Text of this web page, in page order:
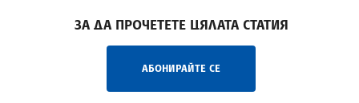
ЗА ДА ПРОЧЕТЕТЕ ЦЯЛАТА СТАТИЯ
АБОНИРАЙТЕ СЕ